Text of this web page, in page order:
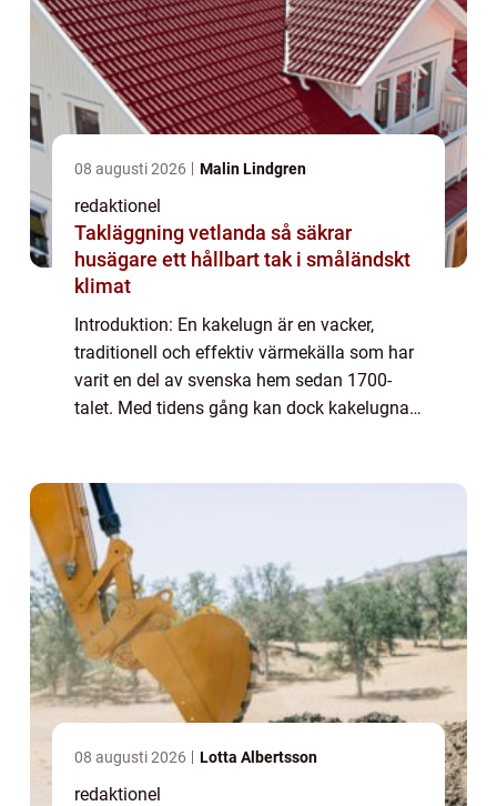
08 augusti 2026 Malin Lindgren
redaktionel
Takläggning vetlanda så säkrar
husägare ett hållbart tak i småländskt
klimat
Introduktion: En kakelugn är en vacker,
traditionell och effektiv värmekälla som har
varit en del av svenska hem sedan 1700-
talet. Med tidens gång kan dock kakelugnar
08 augusti 2026 Lotta Albertsson
redaktionel